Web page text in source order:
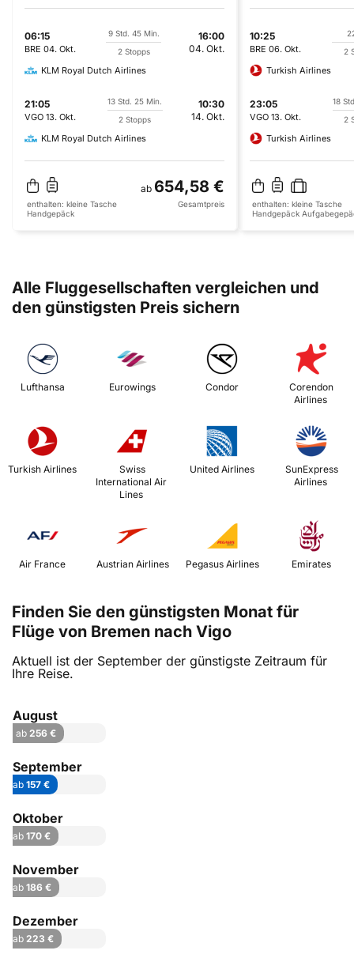
06:15
BRE 04. Okt.
9 Std. 45 Min.
2 Stopps
16:00
04. Okt.
KLM Royal Dutch Airlines
21:05
VGO 13. Okt.
13 Std. 25 Min.
2 Stopps
10:30
14. Okt.
KLM Royal Dutch Airlines
ab 654,58 €
enthalten: kleine Tasche
Handgepäck
Gesamtpreis
10:25
BRE 06. Okt.
2
Turkish Airlines
23:05
VGO 13. Okt.
18
2
Turkish Airlines
enthalten: kleine Tasche
Handgepäck
Alle Fluggesellschaften vergleichen und
den günstigsten Preis sichern
Lufthansa Eurowings Condor
Corendon
Airlines
Turkish Airlines
International Air
Lines
United Airlines
Airlines
Air France Austrian Airlines Emirates
Finden Sie den günstigsten Monat für
Flüge von Bremen nach Vigo
Aktuell ist der September der günstigste Zeitraum für
Ihre Reise.
August
ab 256 €
September
ab 157 €
Oktober
ab 170 €
November
ab 186 €
Dezember
ab 223 €